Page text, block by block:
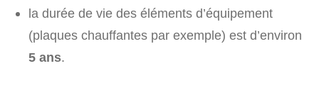
la durée de vie des éléments d’équipement
(plaques chauffantes par exemple) est d’environ
5 ans.